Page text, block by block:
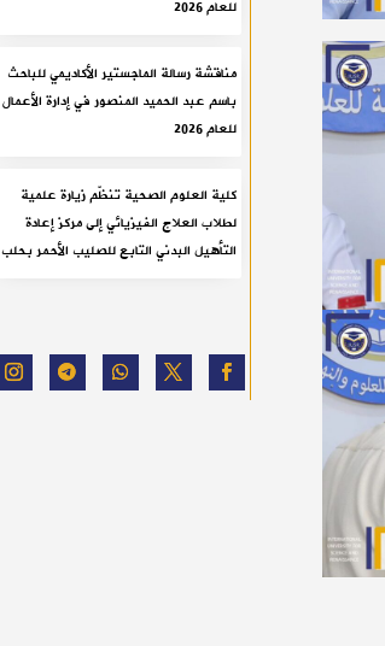
للعام 2026
مناقشة رسالة الماجستير الأكاديمي للباحث
باسم عبد الحميد المنصور في إدارة الأعمال
للعام 2026
كلية العلوم الصحية تنظّم زيارة علمية
لطلاب العلاج الفيزيائي إلى مركز إعادة
التأهيل البدني التابع للصليب الأحمر بحلب